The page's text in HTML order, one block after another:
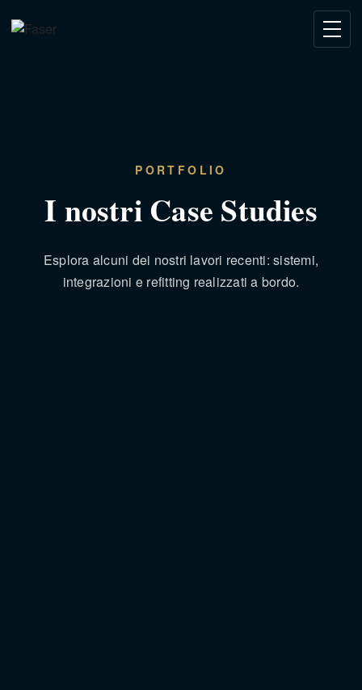
PORTFOLIO
I nostri Case Studies
Esplora alcuni dei nostri lavori recenti: sistemi,
integrazioni e refitting realizzati a bordo.